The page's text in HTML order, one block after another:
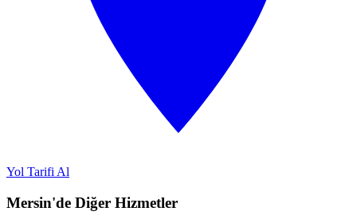
Yol Tarifi Al
Mersin'de Diğer Hizmetler